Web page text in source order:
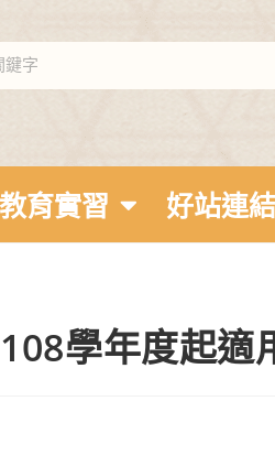
教育實習 好站連結
學年度起適